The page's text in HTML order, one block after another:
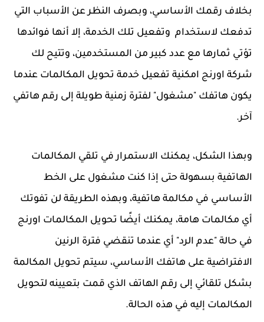
بخلاف رقمك الأساسي، وبصرف النظر عن الأسباب التي
تدفعك لاستخدام وتفعيل تلك الخدمة، إلا أنها فوائدها
تؤتي ثمارها مع عدد كبير من المستخدمين، وتتيح لك
شركة اورنج امكنية تفعيل خدمة تحويل المكالمات عندما
يكون هاتفك "مشغول" لفترة زمنية طويلة إلى رقم هاتفي
آخر.
وبهذا الشكل، يمكنك الاستمرار في تلقي المكالمات
الهاتفية بسهولة حتى إذا كنت مشغول على الخط
الأساسي في مكالمة هاتفية، وبهذه الطريقة لن تفوتك
أي مكالمات هامة، يمكنك أيضًا تحويل المكالمات اورنج
في حالة "عدم الرد" أي عندما تنقضي فترة الرنين
الافتراضية على هاتفك الأساسي، سيتم تحويل المكالمة
بشكل تلقائي إلى رقم الهاتف الذي قمت بتعيينه لتحويل
المكالمات إليه في هذه الحالة.